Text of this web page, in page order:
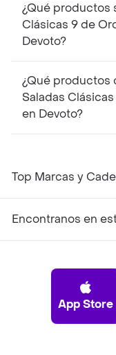
¿Qué productos
Clásicas 9 de
Devoto?
¿Qué productos
Saladas
en Devoto?
Top Marcas y
Encontranos en
App Store